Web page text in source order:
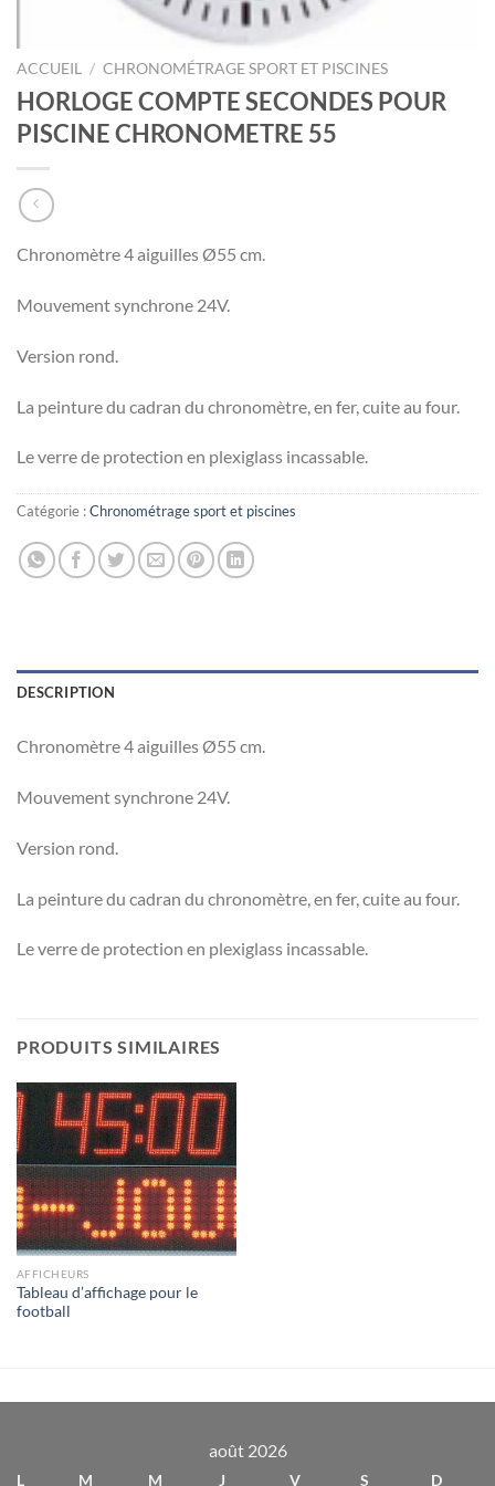
ACCUEIL / CHRONOMÉTRAGE SPORT ET PISCINES
HORLOGE COMPTE SECONDES POUR
PISCINE CHRONOMETRE 55
Chronomètre 4 aiguilles Ø55 cm.
Mouvement synchrone 24V.
Version rond.
La peinture du cadran du chronomètre, en fer, cuite au four.
Le verre de protection en plexiglass incassable.
Catégorie :Chronométrage sport et piscines
DESCRIPTION
Chronomètre 4 aiguilles Ø55 cm.
Mouvement synchrone 24V.
Version rond.
La peinture du cadran du chronomètre, en fer, cuite au four.
Le verre de protection en plexiglass incassable.
PRODUITS SIMILAIRES
AFFICHEURS
Tableau d’affichage pour le
football
août 2026
L M M J V S D